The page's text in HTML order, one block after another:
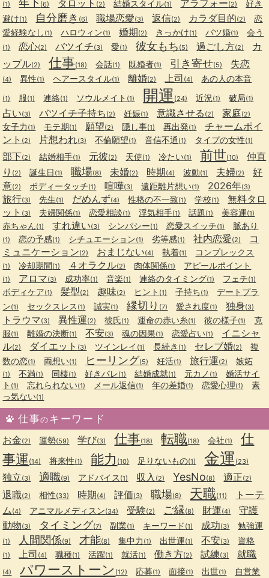
(1) 年下 (6) タロット (2) 結婚スタイル(1) アラフォー(2)
好き
避け(1) 自分磨き (6) 職場恋愛(3) 返信(2) カラダ目的(2)
恋
愛経験なし (1) ハロウィン(1) 婚期(2) きっかけ(1) バツ婚(1) 会う
(1) 恋心(2) バツイチ(3) 愛(1) 彼女もち (5) 過ごし方(2)
カ
ップル(2) 仕事(18) 会話(1) 既婚者(1) 引き寄せ(5) 失恋
(4) 異性(1) ヘアースタイル(1) 離婚(2) 上司 (4) あの人の本音
(1) 服(1) 連絡(1) ソウルメイト (1) 開運 (24) 近況 (1) 破局(1)
占い(3) バツイチ子持ち (2) 妊娠(1) 意識させる (2) 家庭(2)
女子力 (1) モテ期(1) 願望(2) 隠し事(1) 再出発(1)
チャームポイ
ント (2) 片想われ(3) 不倫願望(1) 音信不通 (1) タイプの女性(1)
部下(2) 結婚相手(1) 元彼(2) 天使(1) 冷たい(1) 前世(10)
仲直
り (2) 誕生日 (1) 職場(8) 未婚(2) 時期(4) 波動(1) 夫婦(2)
好
意(2) ボディータッチ(1) 喧嘩(3) 遠距離片想い(1) 2026年(3)
旅行(3) 先生(1) だめんず(4) 性格の不一致(1) 学校(1)
無料タロ
ット (3) 夫婦関係(1) 恋愛相談(1) 浮気相手(1) 話題(1) 美容運(1)
赤ちゃん(1) すれ違い(3) シンパシー(1) 恋愛スイッチ(1) 脈あり
(1) 恋の予感(1) シチュエーション(1) 劣等感(1) 社内恋愛(2)
コ
ミュニケーション(2) おまじない(4) 執着(1) コンプレックス
(1) 冷却期間(1) ４オラクル(2) 肉体関係(1) アピールポイント
(1) アロマ(3) 成功率(1) 音楽(1) 連絡のタイミング(1) フェチ(1)
ボディケア(1) 髪型(2) 趣味(2) ヒント (1) 子持ち(1)
デートプラ
ン(1) セックスレス (1) 誠実(1) 縁切り (7) 愛され度(1) 独身(3)
トラウマ(3) 異性運(2) 彼氏(1) 運命の赤い糸(1) 彼の様子(1)
克
服(1) 離婚の決断(1) 不安(3) 魂の因果(1) 恋愛占い(1)
イニシャ
ル(2) ダイエット (3) ツインレイ (1) 長続き (1) セレブ婚(2)
複
数の恋(1) 両想い(1) ヒーリング(5) 妊活(1) 旅行運(2) 嫉妬
(1) 不満(1) 同棲(1) 好きバレ(1) 結婚成就(1) 元カノ (1)
婚活サイ
ト (1) 忘れられない(1) メール返信(1) 年の差婚(1) 恋愛心理(1)
素
っ気ない(1)
仕事のキーワード
お金(2) 運勢(59) 学び(3) 仕事(18) 転職(18) 会社(1)
仕
事運 (14) 将来性(1) 能力 (10) 足りないもの(1) 金運 (23)
独立(3) 適職(9) アドバイス (1) 収入 (2) YesNo(8) 適正(2)
退職(2) 相性(33) 時期(4) 評価(3) 職場(8) 天職(11)
トーテ
ム (4) アニマルメディスン(34) 受験(2) ご縁(8) 財運(4)
守護
動物(3) タイミング(7) 副業(1) キーワード (1) 成功(3) 勉強運
(1) 人間関係(9) 才能(8) 集中力 (1) 出世運(1) 不安(3) 資格
(1) 上司 (4) 職種(1) 活躍(1) 就活(1) 働き方(2) 試練(3) 就職
(4) パワーストーン (12) 応募(1) 面接(1) 出世(1) 自営業